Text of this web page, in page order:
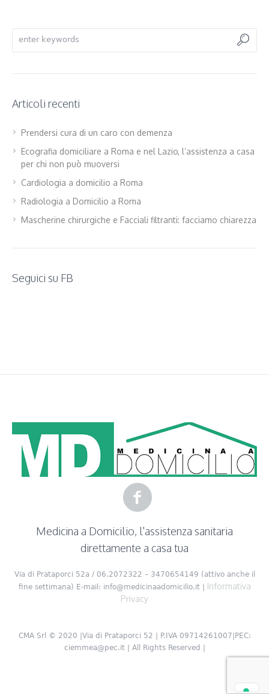
Articoli recenti
Prendersi cura di un caro con demenza
Ecografia domiciliare a Roma e nel Lazio, l’assistenza a casa
per chi non può muoversi
Cardiologia a domicilio a Roma
Radiologia a Domicilio a Roma
Mascherine chirurgiche e Facciali filtranti: facciamo chiarezza
Seguici su FB
Medicina a Domicilio, l'assistenza sanitaria
direttamente a casa tua
Via di Prataporci 52a / 06.2072322 – 3470654149 (attivo anche il
fine settimana) E-mail: info@medicinaadomicilio.it |
Informativa
Privacy
CMA Srl © 2020 |Via di Prataporci 52 | P.IVA 09714261007|PEC:
ciemmea@pec.it | All Rights Reserved |